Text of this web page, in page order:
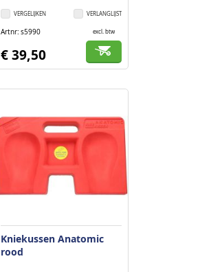
VERLANGLIJST
VERGELIJKEN
Artnr s5990 excl. btw
€ 39,50
Kniekussen Anatomic
rood